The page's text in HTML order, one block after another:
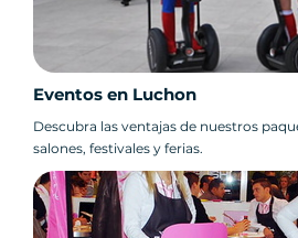
Eventos en Luchon
Descubra las ventajas de nuestros
salones, festivales y ferias.